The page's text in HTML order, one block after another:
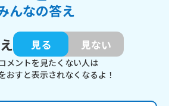
んなの答え
見る 見ない
メントを見たくない人は
おすと表示されなくなるよ！